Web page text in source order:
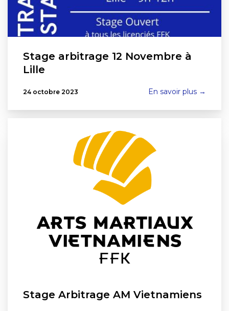
Stage arbitrage 12 Novembre à
Lille
24 octobre 2023 En savoir plus →
Stage Arbitrage AM Vietnamiens